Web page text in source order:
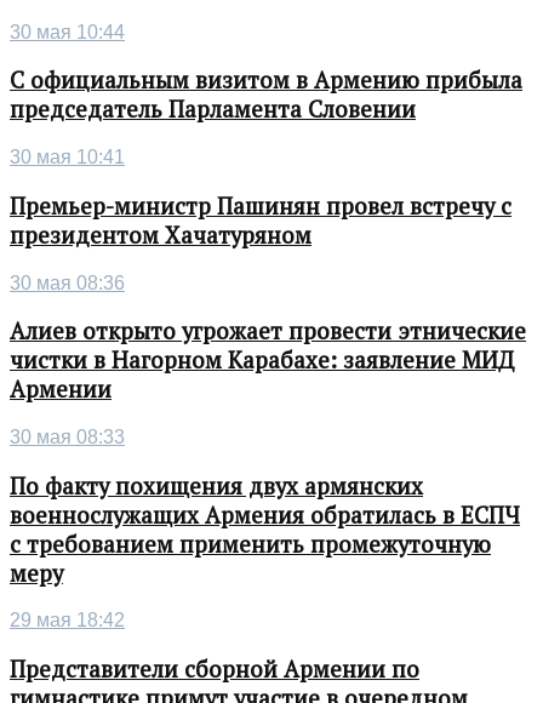
30 мая 10:44
С официальным визитом в Армению прибыла
председатель Парламента Словении
30 мая 10:41
Премьер-министр Пашинян провел встречу с
президентом Хачатуряном
30 мая 08:36
Алиев открыто угрожает провести этнические
чистки в Нагорном Карабахе: заявление МИД
Армении
30 мая 08:33
По факту похищения двух армянских
военнослужащих Армения обратилась в ЕСПЧ
с требованием применить промежуточную
меру
29 мая 18:42
Представители сборной Армении по